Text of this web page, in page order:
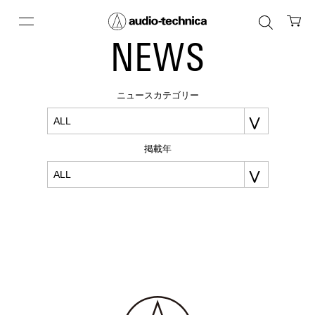
NEWS
ニュースカテゴリー
掲載年